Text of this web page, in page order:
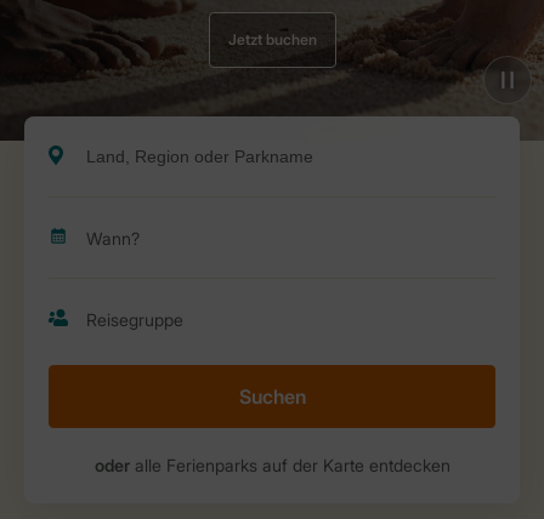
Jetzt buchen
Suchen
oderalle Ferienparks auf der Karte entdecken